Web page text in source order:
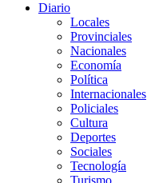
Diario
Locales
Provinciales
Nacionales
Economía
Política
Internacionales
Policiales
Cultura
Deportes
Sociales
Tecnología